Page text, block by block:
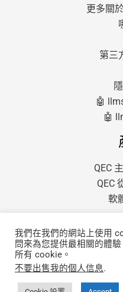
更多關
第三
🤖
🤖
QEC
QEC
軟
版權所
我們在我們的網站上使用
問來為您提供最相關的體
所有 cookie。
不要出售我的個人信息.